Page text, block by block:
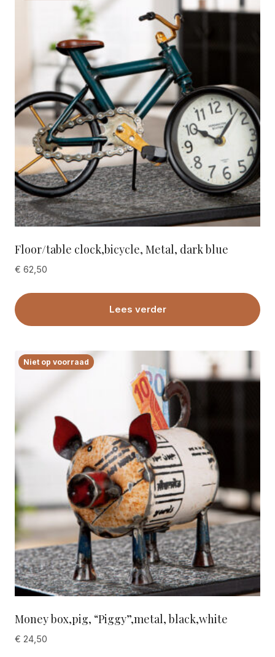
Floor/table clock,bicycle, Metal, dark blue
€ 62,50
Lees verder
Niet op voorraad
Money box,pig, “Piggy”,metal, black,white
€ 24,50